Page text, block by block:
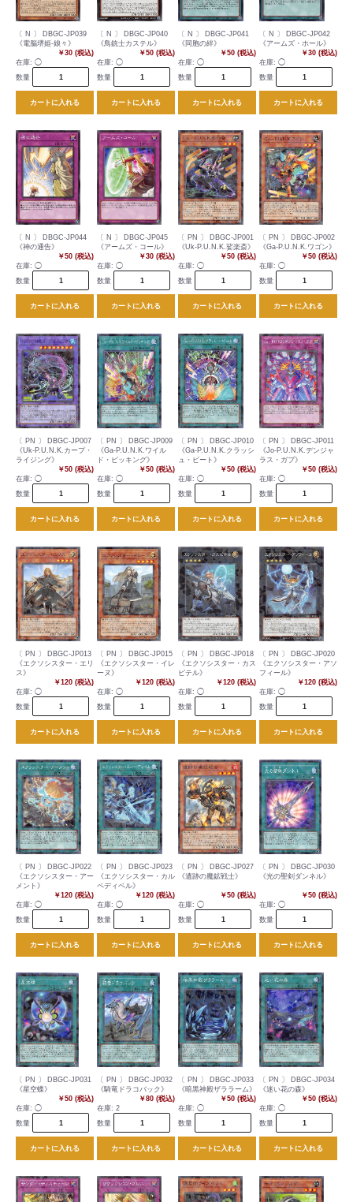
〔 N 〕 DBGC-JP039
《電脳堺姫-娘々》
￥30 (税込)
在庫: ◯
数量
カートに入れる
〔 N 〕 DBGC-JP040
《鳥銃士カステル》
￥50 (税込)
在庫: ◯
数量
カートに入れる
〔 N 〕 DBGC-JP041
《同胞の絆》
￥50 (税込)
在庫: ◯
数量
カートに入れる
〔 N 〕 DBGC-JP042
《アームズ・ホール》
￥30 (税込)
在庫: ◯
数量
カートに入れる
〔 N 〕 DBGC-JP044
《神の通告》
￥50 (税込)
在庫: ◯
数量
カートに入れる
〔 N 〕 DBGC-JP045
《アームズ・コール》
￥30 (税込)
在庫: ◯
数量
カートに入れる
〔 PN 〕 DBGC-JP001
《Uk-P.U.N.K.娑楽斎》
￥50 (税込)
在庫: ◯
数量
カートに入れる
〔 PN 〕 DBGC-JP002
《Ga-P.U.N.K.ワゴン》
￥50 (税込)
在庫: ◯
数量
カートに入れる
〔 PN 〕 DBGC-JP007
《Uk-P.U.N.K.カープ・
ライジング》
￥50 (税込)
在庫: ◯
数量
カートに入れる
〔 PN 〕 DBGC-JP009
《Ga-P.U.N.K.ワイル
ド・ピッキング》
￥50 (税込)
在庫: ◯
数量
カートに入れる
〔 PN 〕 DBGC-JP010
《Ga-P.U.N.K.クラッシ
ュ・ビート》
￥50 (税込)
在庫: ◯
数量
カートに入れる
〔 PN 〕 DBGC-JP011
《Jo-P.U.N.K.デンジャ
ラス・ガブ》
￥50 (税込)
在庫: ◯
数量
カートに入れる
〔 PN 〕 DBGC-JP013
《エクソシスター・エリ
ス》
￥120 (税込)
在庫: ◯
数量
カートに入れる
〔 PN 〕 DBGC-JP015
《エクソシスター・イレ
ーヌ》
￥120 (税込)
在庫: ◯
数量
カートに入れる
〔 PN 〕 DBGC-JP018
《エクソシスター・カス
ピテル》
￥120 (税込)
在庫: ◯
数量
カートに入れる
〔 PN 〕 DBGC-JP020
《エクソシスター・アソ
フィール》
￥120 (税込)
在庫: ◯
数量
カートに入れる
〔 PN 〕 DBGC-JP022
《エクソシスター・アー
メント》
￥120 (税込)
在庫: ◯
数量
カートに入れる
〔 PN 〕 DBGC-JP023
《エクソシスター・カル
ペディベル》
￥120 (税込)
在庫: ◯
数量
カートに入れる
〔 PN 〕 DBGC-JP027
《遺跡の魔鉱戦士》
￥50 (税込)
在庫: ◯
数量
カートに入れる
〔 PN 〕 DBGC-JP030
《光の聖剣ダンネル》
￥50 (税込)
在庫: ◯
数量
カートに入れる
〔 PN 〕 DBGC-JP031
《星空蝶》
￥50 (税込)
在庫: ◯
数量
カートに入れる
〔 PN 〕 DBGC-JP032
《騎竜ドラコバック》
￥80 (税込)
在庫: 2
数量
カートに入れる
〔 PN 〕 DBGC-JP033
《暗黒神殿ザララーム》
￥50 (税込)
在庫: ◯
数量
カートに入れる
〔 PN 〕 DBGC-JP034
《迷い花の森》
￥50 (税込)
在庫: ◯
数量
カートに入れる